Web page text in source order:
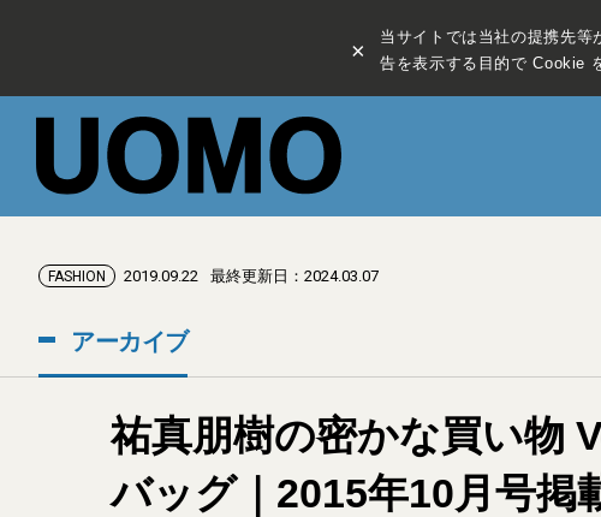
×
当サイトでは当社の提携先等
告を表示する目的で Cookie
FASHION 2019.09.22 最終更新日：2024.03.07
アーカイブ
祐真朋樹の密かな買い物
バッグ｜2015年10月号掲